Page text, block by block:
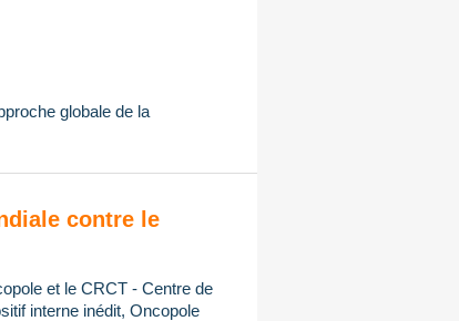
globale de la
contre le
et le CRCT - Centre de
interne inédit, Oncopole